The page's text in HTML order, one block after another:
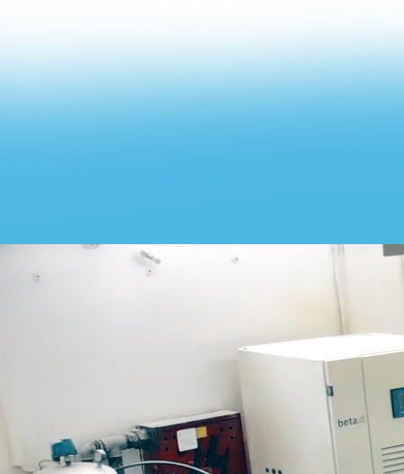
OFSET MAŠINA -
ROLAND 300
OFSET MAŠINA -
ROLAND 300